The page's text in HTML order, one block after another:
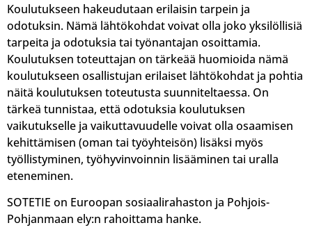
Koulutukseen hakeudutaan erilaisin tarpein ja
odotuksin. Nämä lähtökohdat voivat olla joko yksilöllisiä
tarpeita ja odotuksia tai työnantajan osoittamia.
Koulutuksen toteuttajan on tärkeää huomioida nämä
koulutukseen osallistujan erilaiset lähtökohdat ja pohtia
näitä koulutuksen toteutusta suunniteltaessa. On
tärkeä tunnistaa, että odotuksia koulutuksen
vaikutukselle ja vaikuttavuudelle voivat olla osaamisen
kehittämisen (oman tai työyhteisön) lisäksi myös
työllistyminen, työhyvinvoinnin lisääminen tai uralla
eteneminen.
SOTETIE on Euroopan sosiaalirahaston ja Pohjois-
Pohjanmaan ely:n rahoittama hanke.